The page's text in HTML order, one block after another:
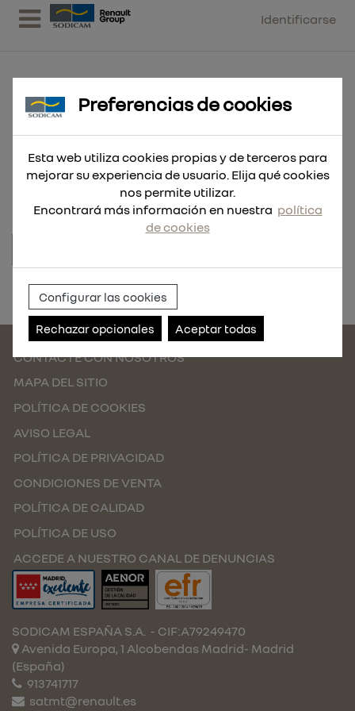
Identificarse
ANCL. B-SN M8X75/5/18 ZN
50 UND
Referencia:1012950-50
CONTACTE CON NOSOTROS
MAPA DEL SITIO
POLÍTICA DE COOKIES
AVISO LEGAL
POLÍTICA DE PRIVACIDAD
CONDICIONES DE VENTA
POLÍTICA DE CALIDAD
POLÍTICA DE USO
ACCEDE A NUESTRO CANAL DE DENUNCIAS
SODICAM ESPAÑA S.A. - CIF:A79249470
Avenida Europa, 1 Alcobendas Madrid- Madrid
(España)
913741717
satmt@renault.es
Preferencias de cookies
Esta web utiliza cookies propias y de terceros para
mejorar su experiencia de usuario. Elija qué cookies
nos permite utilizar.
Encontrará más información en nuestra política
de cookies
Configurar las cookies
Rechazar opcionales Aceptar todas